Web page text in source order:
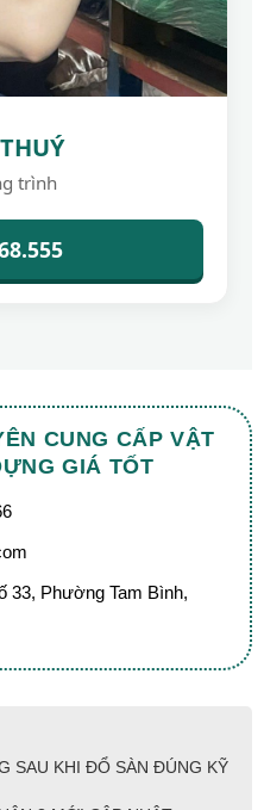
trình
CUNG CẤP VẬT
GIÁ TỐT
33, Phường Tam Bình,
SAU KHI ĐỔ SÀN ĐÚNG KỸ